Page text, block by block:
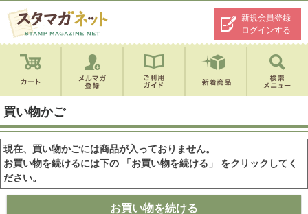
新規会員登録
ログインする
買い物かご
現在、買い物かごには商品が入っておりません。
お買い物を続けるには下の 「お買い物を続ける」 をクリックしてく
ださい。